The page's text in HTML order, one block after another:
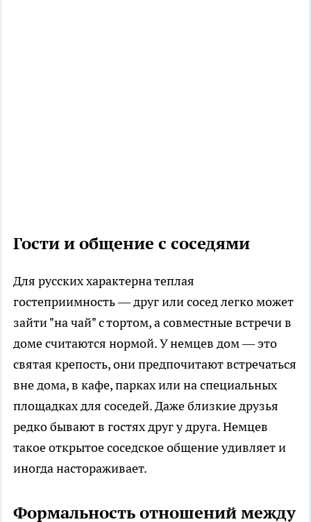
Гости и общение с соседями
Для русских характерна теплая
гостеприимность — друг или сосед легко может
зайти "на чай" с тортом, а совместные встречи в
доме считаются нормой. У немцев дом — это
святая крепость, они предпочитают встречаться
вне дома, в кафе, парках или на специальных
площадках для соседей. Даже близкие друзья
редко бывают в гостях друг у друга. Немцев
такое открытое соседское общение удивляет и
иногда настораживает.
Формальность отношений между